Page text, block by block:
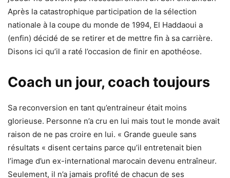
Après la catastrophique participation de la sélection
nationale à la coupe du monde de 1994, El Haddaoui a
(enfin) décidé de se retirer et de mettre fin à sa carrière.
Disons ici qu’il a raté l’occasion de finir en apothéose.
Coach un jour, coach toujours
Sa reconversion en tant qu’entraineur était moins
glorieuse. Personne n’a cru en lui mais tout le monde avait
raison de ne pas croire en lui. « Grande gueule sans
résultats « disent certains parce qu’il entretenait bien
l’image d’un ex-international marocain devenu entraîneur.
Seulement, il n’a jamais profité de chacun de ses